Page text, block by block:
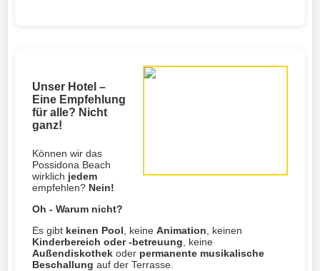
Unser Hotel –
Eine Empfehlung
für alle? Nicht
ganz!
Können wir das
Possidona Beach
wirklich jedem
empfehlen? Nein!
Oh - Warum nicht?
Es gibt keinen Pool , keineAnimation , keinen
Kinderbereich oder -betreuung , keine
Außendiskothek oder permanente musikalische
Beschallung auf der Terrasse.